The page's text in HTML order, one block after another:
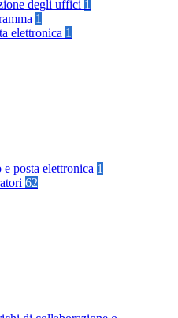
degli uffici 1
1
elettronica 1
e posta elettronica 1
62